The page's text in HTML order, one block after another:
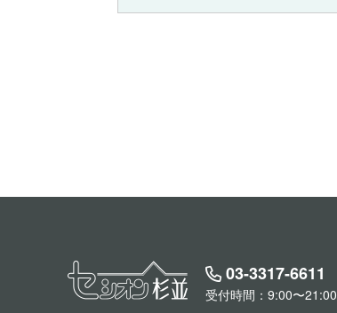
03-3317-6611
受付時間：9:00〜21:00